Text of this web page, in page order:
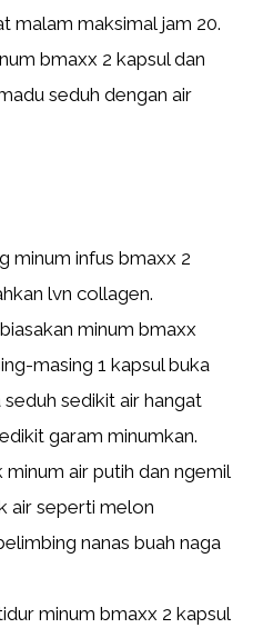
malam maksimal jam 20.
bmaxx 2 kapsul dan
seduh dengan air
minum infus bmaxx 2
lvn collagen.
minum bmaxx
masing 1 kapsul buka
sedikit air hangat
garam minumkan.
minum air putih dan ngemil
air seperti melon
nanas buah naga
minum bmaxx 2 kapsul